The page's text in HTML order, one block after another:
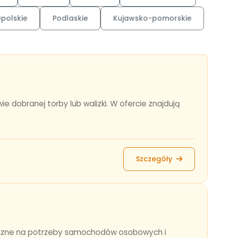
Podlaskie Kujawsko-pomorskie
dobranej torby lub walizki. W ofercie znajdują
Szczegóły
na potrzeby samochodów osobowych i